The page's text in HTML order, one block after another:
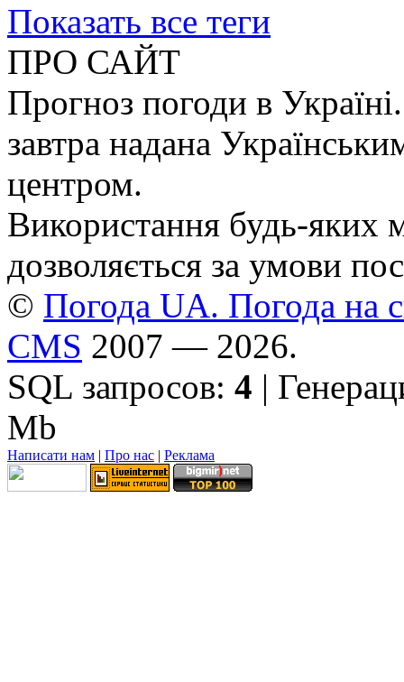
Показать все теги
ПРО САЙТ
Прогноз погоди в
завтра надана
центром.
Використання будь-яких
дозволяється за умови
© Погода UA. Погода на
CMS 2007 — 2026.
SQL запросов: 4 |
Mb
Написати нам | Про нас | Реклама